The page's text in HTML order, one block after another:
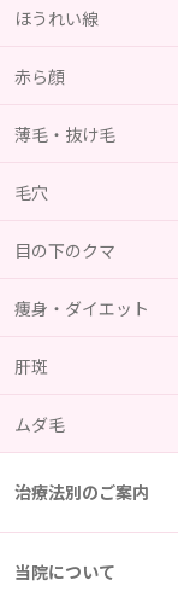
ほうれい線
赤ら顔
薄毛・抜け毛
毛穴
目の下のクマ
痩身・ダイエット
肝斑
ムダ毛
治療法別のご案内
当院について